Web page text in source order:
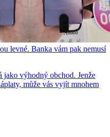
levné. Banka vám pak nemusí
jako výhodný obchod. Jenže
může vás vyjít mnohem